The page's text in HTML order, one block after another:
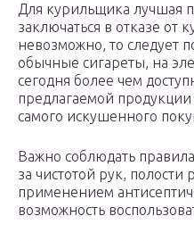
Для курильщика лучшая
заключаться в отказе от
невозможно, то следует
обычные сигареты, на
сегодня более чем
предлагаемой
самого искушенного
Важно соблюдать
за чистотой рук, полости
применением
возможность